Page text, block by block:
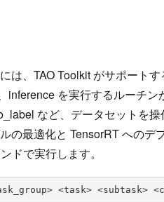
は、TAO Toolkit がサポート
inference を実行するルーチン
など、データセットを
の最適化と TensorRT への
ドで実行します。
<task> <subtask>